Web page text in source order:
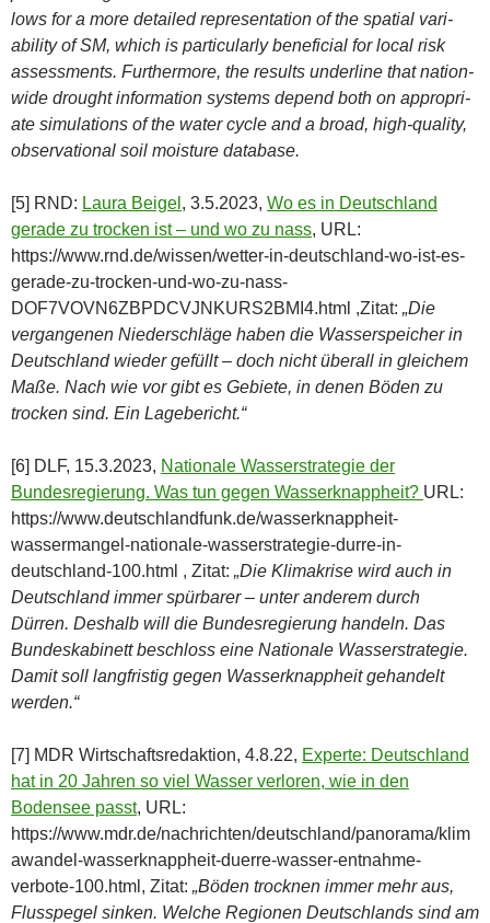
lows for a more detailed representation of the spatial vari-
ability of SM, which is particularly beneficial for local risk
assessments. Furthermore, the results underline that nation-
wide drought information systems depend both on appropri-
ate simulations of the water cycle and a broad, high-quality,
observational soil moisture database.
[5] RND: Laura Beigel , 3.5.2023, Wo es in Deutschland
gerade zu trocken ist – und wo zu nass, URL:
https://www.rnd.de/wissen/wetter-in-deutschland-wo-ist-es-
gerade-zu-trocken-und-wo-zu-nass-
DOF7VOVN6ZBPDCVJNKURS2BMI4.html ,Zitat: „Die
vergangenen Niederschläge haben die Wasserspeicher in
Deutschland wieder gefüllt – doch nicht überall in gleichem
Maße. Nach wie vor gibt es Gebiete, in denen Böden zu
trocken sind. Ein Lagebericht.“
[6] DLF, 15.3.2023, Nationale Wasserstrategie der
Bundesregierung. Was tun gegen Wasserknappheit? URL:
https://www.deutschlandfunk.de/wasserknappheit-
wassermangel-nationale-wasserstrategie-durre-in-
deutschland-100.html , Zitat: „Die Klimakrise wird auch in
Deutschland immer spürbarer – unter anderem durch
Dürren. Deshalb will die Bundesregierung handeln. Das
Bundeskabinett beschloss eine Nationale Wasserstrategie.
Damit soll langfristig gegen Wasserknappheit gehandelt
werden.“
[7] MDR Wirtschaftsredaktion, 4.8.22, Experte: Deutschland
hat in 20 Jahren so viel Wasser verloren, wie in den
Bodensee passt, URL:
https://www.mdr.de/nachrichten/deutschland/panorama/klim
awandel-wasserknappheit-duerre-wasser-entnahme-
verbote-100.html, Zitat: „Böden trocknen immer mehr aus,
Flusspegel sinken. Welche Regionen Deutschlands sind am